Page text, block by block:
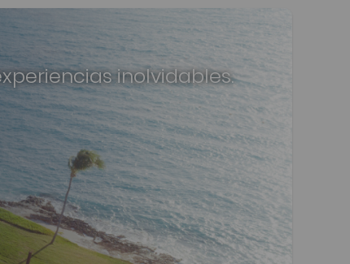
inolvidables.